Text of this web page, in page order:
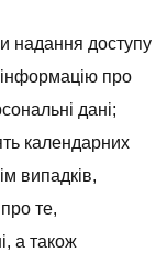
надання доступу
про
дані;
календарних
випадків,
те,
а також